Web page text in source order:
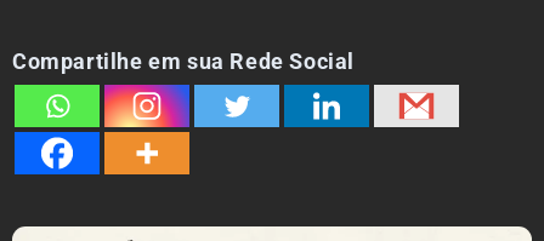
Compartilhe em sua Rede Social